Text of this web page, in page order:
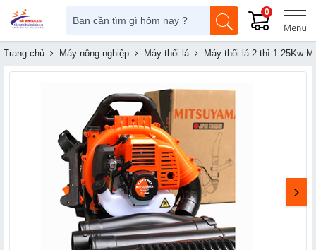
0
Trang chủ Máy nông nghiệp Máy thổi lá Máy thổi lá 2 thì 1.25Kw